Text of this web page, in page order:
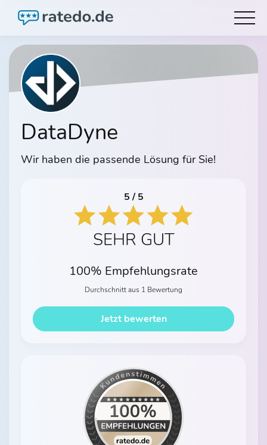
DataDyne
Wir haben die passende Lösung für Sie!
5 / 5
SEHR GUT
100% Empfehlungsrate
Durchschnitt aus 1 Bewertung
Jetzt bewerten